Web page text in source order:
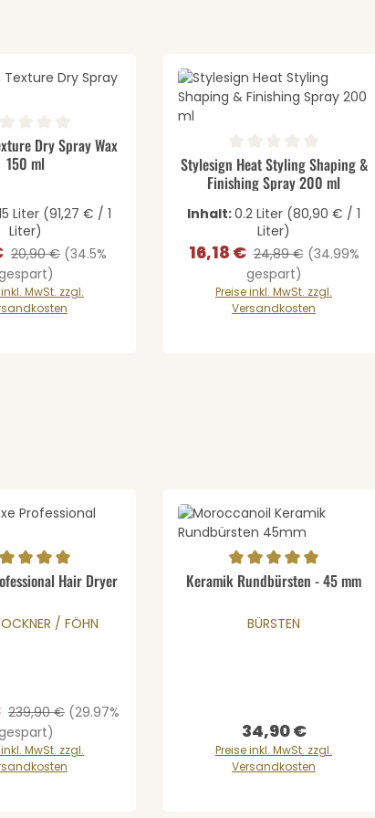
Wert ein oder
Anzahl: Gib den gewünschten
Bewertung von 0 von 5 Sternen
Dry Spray Wax
150 ml
Liter (91,27 € / 1
Liter)
Regulärer Preis:
20,90 € (34.5%
MwSt. zzgl.
Produkt Anzahl:
Durchschnittliche Bewertung
Stylesign Heat Styling Shaping &
Finishing Spray 200 ml
Inhalt:0.2 Liter (80,90 € / 1
Liter)
Verkaufspreis:
16,18 € Regulärer Preis:
24,89 € (34.99%
gespart)
Preise inkl. MwSt. zzgl.
Versandkosten
Wert ein oder benutze
Anzahl: Gib den gewünschten
Bewertung von 5 von 5 Sternen
Hair Dryer
/ FÖHN
Regulärer Preis:
239,90 € (29.97%
MwSt. zzgl.
Details
Durchschnittliche Bewertung
Keramik Rundbürsten - 45 mm
BÜRSTEN
Regulärer Preis:
34,90 €
Preise inkl. MwSt. zzgl.
Versandkosten